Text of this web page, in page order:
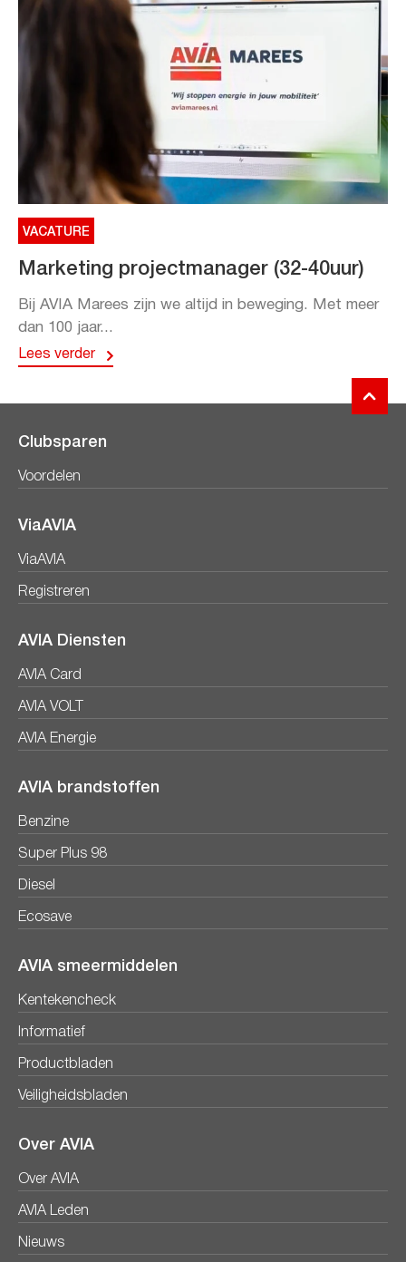
VACATURE
Marketing projectmanager (32-40uur)
Bij AVIA Marees zijn we altijd in beweging. Met meer
dan 100 jaar...
Lees verder
Clubsparen
Voordelen
ViaAVIA
ViaAVIA
Registreren
AVIA Diensten
AVIA Card
AVIA VOLT
AVIA Energie
AVIA brandstoffen
Benzine
Super Plus 98
Diesel
Ecosave
AVIA smeermiddelen
Kentekencheck
Informatief
Productbladen
Veiligheidsbladen
Over AVIA
Over AVIA
AVIA Leden
Nieuws